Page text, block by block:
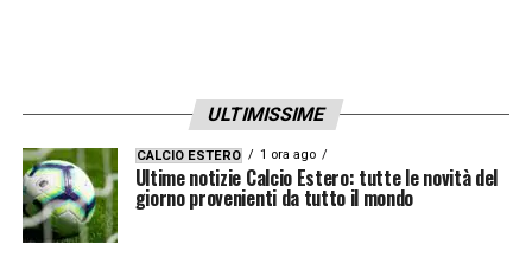
ULTIMISSIME
CALCIO ESTERO 1 ora ago
Ultime notizie Calcio Estero: tutte le novità del
giorno provenienti da tutto il mondo